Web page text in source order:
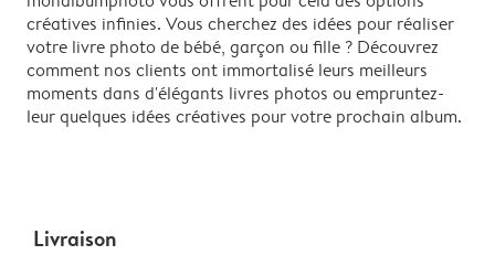
créatives infinies. Vous cherchez des idées pour réaliser
votre livre photo de bébé, garçon ou fille ? Découvrez
comment nos clients ont immortalisé leurs meilleurs
moments dans d'élégants livres photos ou empruntez-
leur quelques idées créatives pour votre prochain album.
Livraison